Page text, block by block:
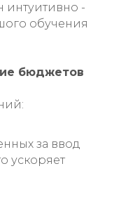
интуитивно -
обучения
бюджетов
за ввод
ускоряет